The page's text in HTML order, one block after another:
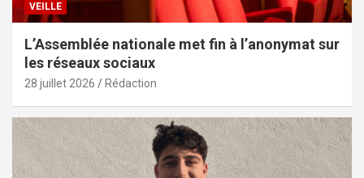
VEILLE
L’Assemblée nationale met fin à l’anonymat sur
les réseaux sociaux
28 juillet 2026 Rédaction